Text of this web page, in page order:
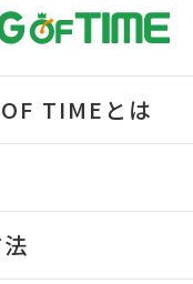
TIMEとは